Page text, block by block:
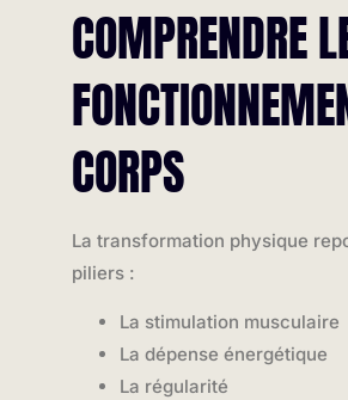
COMPRENDRE
CORPS
La transformation physique
piliers :
La stimulation musculaire
La dépense énergétique
La régularité